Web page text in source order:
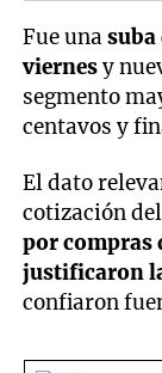
Fue unasuba
viernesy
segmento
centavos y
El dato
cotización
por compras
justificaron
confiaron